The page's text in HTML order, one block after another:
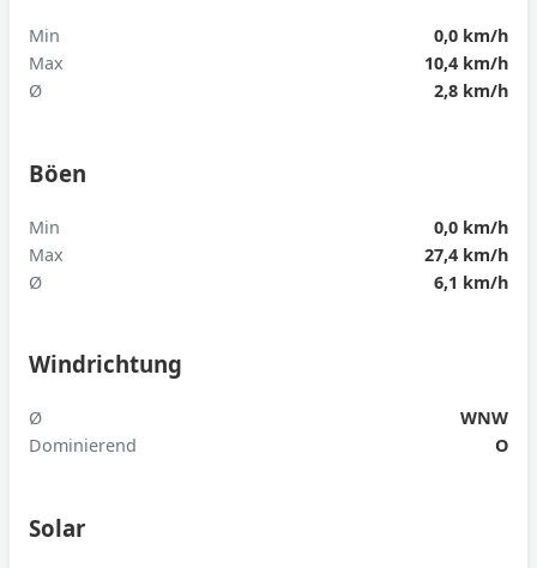
Min
0,0 km/h
Max
10,4 km/h
Ø
2,8 km/h
Böen
Min
0,0 km/h
Max
27,4 km/h
Ø
6,1 km/h
Windrichtung
Ø
WNW
Dominierend
O
Solar